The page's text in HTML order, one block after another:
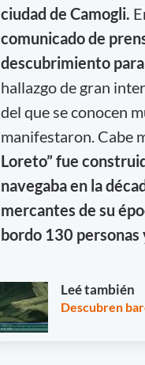
ciudad de Camogli.
comunicado de
descubrimiento
hallazgo de gran
del que se conocen
manifestaron. Cabe
Loreto” fue
navegaba en la
mercantes de su
bordo 130
Leé también
Descubren